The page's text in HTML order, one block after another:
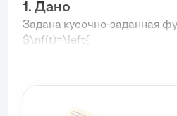
1. Дано
Задана кусочно-заданная
$\nf(t)=\left{
\frac{1}{a}+3,2 a<t<3 a \\
— положительный